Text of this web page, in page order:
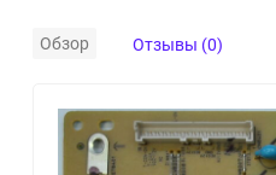
Обзор Отзывы (0)